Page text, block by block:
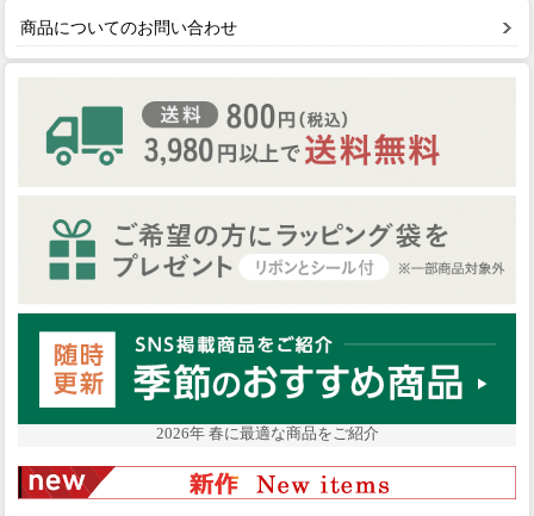
商品についてのお問い合わせ